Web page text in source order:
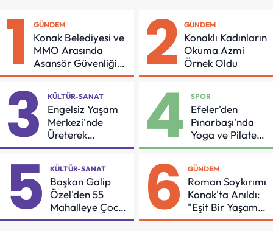
1 GÜNDEM
Konak Belediyesi ve
MMO Arasında
Asansör Güvenliği
İçin Önemli Protokol
2 GÜNDEM
Konaklı Kadınların
Okuma Azmi
Örnek Oldu
3 KÜLTÜR-SANAT
Engelsiz Yaşam
Merkezi'nde
Üreterek
Güçleniyorlar
4 SPOR
Efeler'den
Pınarbaşı'nda
Yoga ve Pilates
Buluşması
5 KÜLTÜR-SANAT
Başkan Galip
Özel'den 55
Mahalleye Çocuk
Şenliği
6 GÜNDEM
Roman Soykırımı
Konak'ta Anıldı:
"Eşit Bir Yaşam
İçin Mücadeleyi